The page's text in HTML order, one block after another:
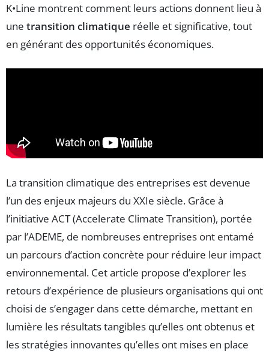
K•Line montrent comment leurs actions donnent lieu à
une transition climatique réelle et significative, tout
en générant des opportunités économiques.
La transition climatique des entreprises est devenue
l’un des enjeux majeurs du XXIe siècle. Grâce à
l’initiative ACT (Accelerate Climate Transition), portée
par l’ADEME, de nombreuses entreprises ont entamé
un parcours d’action concrète pour réduire leur impact
environnemental. Cet article propose d’explorer les
retours d’expérience de plusieurs organisations qui ont
choisi de s’engager dans cette démarche, mettant en
lumière les résultats tangibles qu’elles ont obtenus et
les stratégies innovantes qu’elles ont mises en place